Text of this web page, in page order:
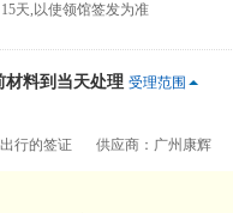
天,以使领馆签发为准
材料到当天处理 受理范围
出行的签证 供应商：广州康辉